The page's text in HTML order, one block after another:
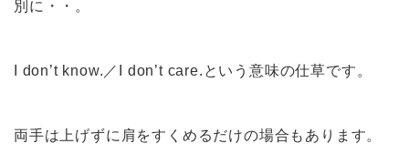
別に・・。
I don’t know.／I don’t care.という意味の仕草です。
両手は上げずに肩をすくめるだけの場合もあります。